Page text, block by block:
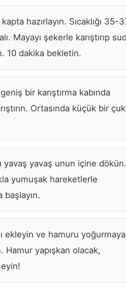
hazırlayın. Sıcaklığı 35-
Mayayı şekerle karıştırıp
10 dakika bekletin.
bir karıştırma kabında
Ortasında küçük bir
yavaş yavaş unun içine dökün.
yumuşak hareketlerle
başlayın.
ekleyin ve hamuru yoğurmaya
Hamur yapışkan olacak,